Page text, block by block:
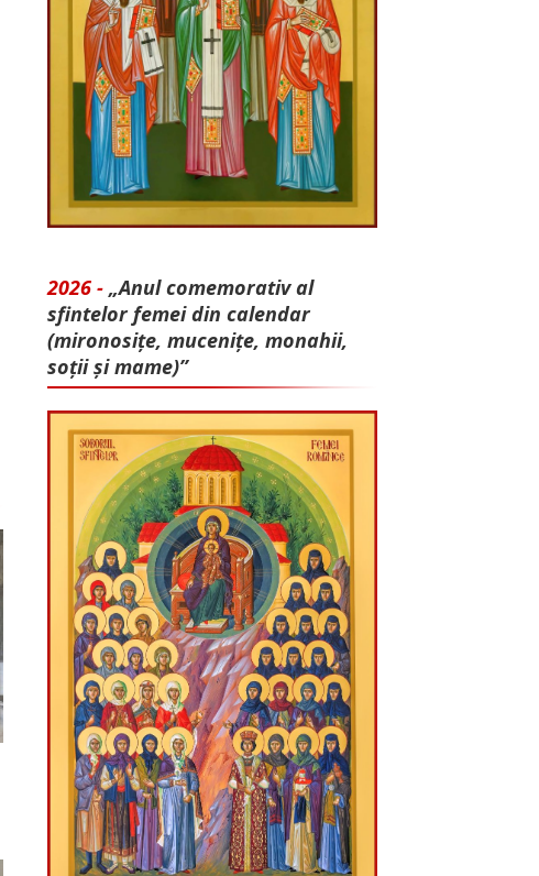
2026 - „Anul comemorativ al
sfintelor femei din calendar
(mironosițe, mu­cenițe, monahii,
soții și mame)”